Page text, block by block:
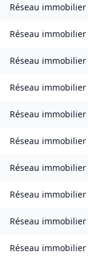
Réseau immobilier
Réseau immobilier
Réseau immobilier
Réseau immobilier
Réseau immobilier
Réseau immobilier
Réseau immobilier
Réseau immobilier
Réseau immobilier
Réseau immobilier